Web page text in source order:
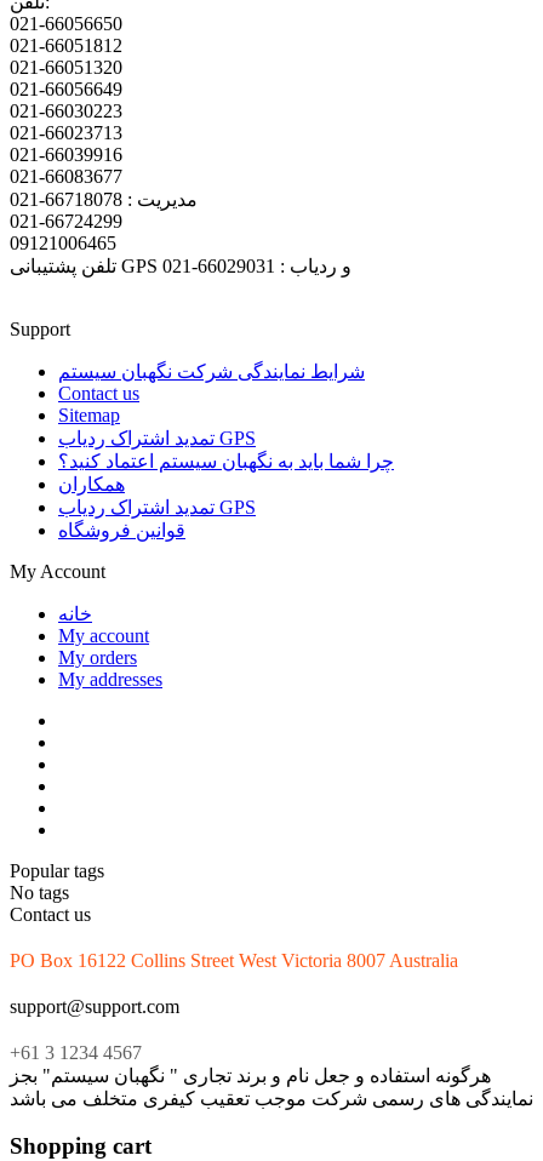
021-66056650
021-66051812
021-66051320
021-66056649
021-66030223
021-66023713
021-66039916
021-66083677
مدیریت : 66718078-021
021-66724299
09121006465
تلفن پشتیبانی GPS و ردیاب : 66029031-021
Support
شرایط نمایندگی شرکت نگهبان سیستم
Contact us
Sitemap
تمدید اشتراک ردیاب GPS
چرا شما باید به نگهبان سیستم اعتماد کنید؟
همکاران
تمدید اشتراک ردیاب GPS
قوانین فروشگاه
My Account
خانه
My account
My orders
My addresses
Popular tags
No tags
Contact us
PO Box 16122 Collins Street West Victoria 8007 Australia
support@support.com
+61 3 1234 4567
هرگونه استفاده و جعل نام و برند تجاری " نگهبان سیستم" بجز
نمایندگی های رسمی شرکت موجب تعقیب کیفری متخلف می باشد
Shopping cart